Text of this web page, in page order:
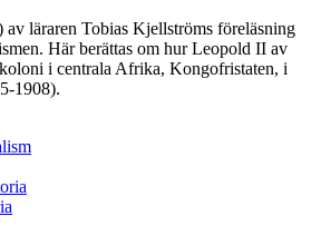
av läraren Tobias Kjellströms föreläsning
Här berättas om hur Leopold II av
i centrala Afrika, Kongofristaten, i
1908).